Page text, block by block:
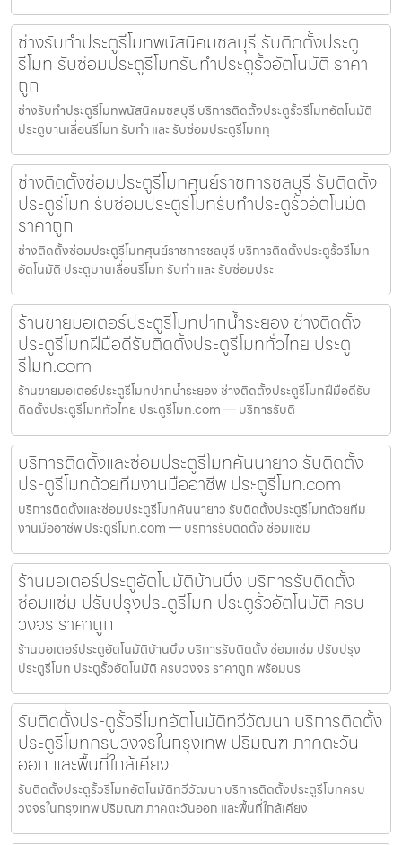
ช่างรับทำประตูรีโมทพนัสนิคมชลบุรี รับติดตั้งประตู
รีโมท รับซ่อมประตูรีโมทรับทำประตูรั้วอัตโนมัติ ราคา
ถูก
ช่างรับทำประตูรีโมทพนัสนิคมชลบุรี บริการติดตั้งประตูรั้วรีโมทอัตโนมัติ
ประตูบานเลื่อนรีโมท รับทำ และ รับซ่อมประตูรีโมททุ
ช่างติดตั้งซ่อมประตูรีโมทศุนย์ราชการชลบุรี รับติดตั้ง
ประตูรีโมท รับซ่อมประตูรีโมทรับทำประตูรั้วอัตโนมัติ
ราคาถูก
ช่างติดตั้งซ่อมประตูรีโมทศุนย์ราชการชลบุรี บริการติดตั้งประตูรั้วรีโมท
อัตโนมัติ ประตูบานเลื่อนรีโมท รับทำ และ รับซ่อมประ
ร้านขายมอเตอร์ประตูรีโมทปากน้ำระยอง ช่างติดตั้ง
ประตูรีโมทฝีมือดีรับติดตั้งประตูรีโมททั่วไทย ประตู
รีโมท.com
ร้านขายมอเตอร์ประตูรีโมทปากน้ำระยอง ช่างติดตั้งประตูรีโมทฝีมือดีรับ
ติดตั้งประตูรีโมททั่วไทย ประตูรีโมท.com — บริการรับติ
บริการติดตั้งและซ่อมประตูรีโมทคันนายาว รับติดตั้ง
ประตูรีโมทด้วยทีมงานมืออาชีพ ประตูรีโมท.com
บริการติดตั้งและซ่อมประตูรีโมทคันนายาว รับติดตั้งประตูรีโมทด้วยทีม
งานมืออาชีพ ประตูรีโมท.com — บริการรับติดตั้ง ซ่อมแซ่ม
ร้านมอเตอร์ประตูอัตโนมัติบ้านบึง บริการรับติดตั้ง
ซ่อมแซ่ม ปรับปรุงประตูรีโมท ประตูรั้วอัตโนมัติ ครบ
วงจร ราคาถูก
ร้านมอเตอร์ประตูอัตโนมัติบ้านบึง บริการรับติดตั้ง ซ่อมแซ่ม ปรับปรุง
ประตูรีโมท ประตูรั้วอัตโนมัติ ครบวงจร ราคาถูก พร้อมบร
รับติดตั้งประตูรั้วรีโมทอัตโนมัติทวีวัฒนา บริการติดตั้ง
ประตูรีโมทครบวงจรในกรุงเทพ ปริมณฑ ภาคตะวัน
ออก และพื้นที่ใกล้เคียง
รับติดตั้งประตูรั้วรีโมทอัตโนมัติทวีวัฒนา บริการติดตั้งประตูรีโมทครบ
วงจรในกรุงเทพ ปริมณฑ ภาคตะวันออก และพื้นที่ใกล้เคียง